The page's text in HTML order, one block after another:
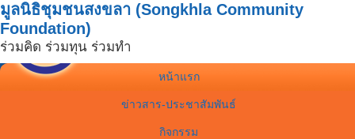
มูลนิธิชุมชนสงขลา (Songkhla Community
Foundation)
ร่วมคิด ร่วมทุน ร่วมทำ
หน้าแรก
ข่าวสาร-ประชาสัมพันธ์
กิจกรรม